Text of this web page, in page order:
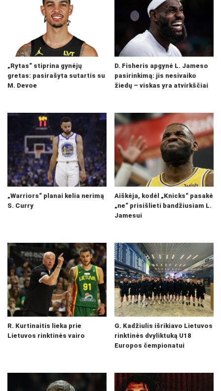
„Rytas“ stiprina gynėjų
gretas: pasirašyta sutartis su
M. Devoe
D. Fisheris apgynė L. Jameso
pasirinkimą: jis nesivaiko
žiedų – viskas yra atvirkščiai
„Warriors“ planai kelia nerimą
S. Curry
Aiškėja, kodėl „Knicks“ pasakė
„ne“ prisišlieti bandžiusiam L.
Jamesui
R. Kurtinaitis lieka prie
Lietuvos rinktinės vairo
G. Kadžiulis išrikiavo Lietuvos
rinktinės dvyliktuką U18
Europos čempionatui